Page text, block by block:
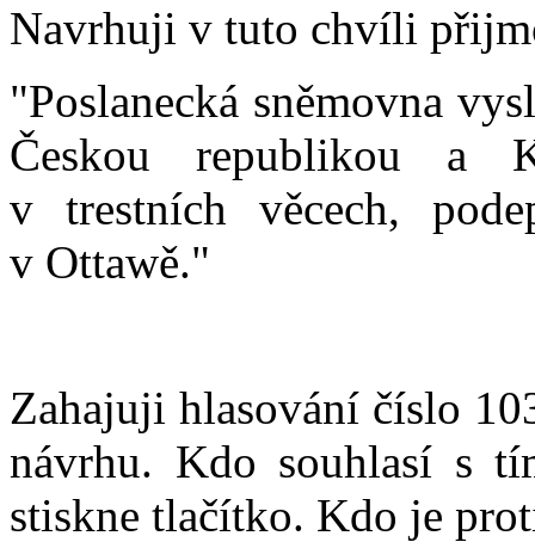
Navrhuji v tuto chvíli
"Poslanecká sněmovna
Českou republikou a
v trestních věcech,
v Ottawě."
Zahajuji hlasování číslo
návrhu. Kdo souhlasí s
stiskne tlačítko. Kdo je